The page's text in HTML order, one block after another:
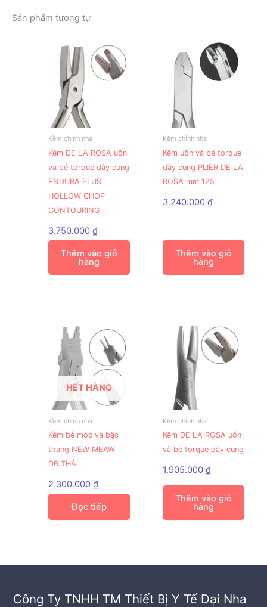
Sản phẩm tương tự
Kềm chỉnh nha
Kềm DE LA ROSA uốn
và bẻ torque dây cung
ENDURA PLUS
HOLLOW CHOP
CONTOURING
3.750.000₫
Thêm vào giỏ
hàng
Kềm chỉnh nha
Kềm uốn và bẻ torque
dây cung PLIER DE LA
ROSA mm 125
3.240.000₫
Thêm vào giỏ
hàng
HẾT HÀNG
Kềm chỉnh nha
Kềm bẻ móc và bậc
thang NEW MEAW
DR.THÁI
2.300.000₫
Đọc tiếp
Kềm chỉnh nha
Kềm DE LA ROSA uốn
và bẻ torque dây cung
1.905.000₫
Thêm vào giỏ
hàng
Công Ty TNHH TM Thiết Bị Y Tế Đại Nha